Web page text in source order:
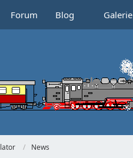
Forum Blog Galerie
News